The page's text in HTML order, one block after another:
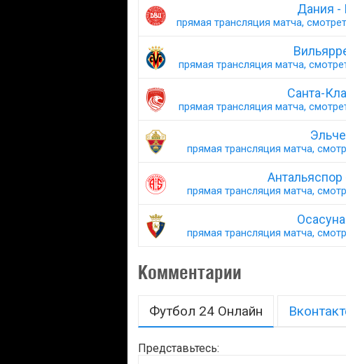
Дания -
прямая трансляция матча,
прямая трансляция матча,
Санта-
прямая трансляция матча,
прямая трансляция матча,
прямая трансляция матча,
прямая трансляция матча,
Комментарии
Футбол 24 Онлайн
Представьтесь: